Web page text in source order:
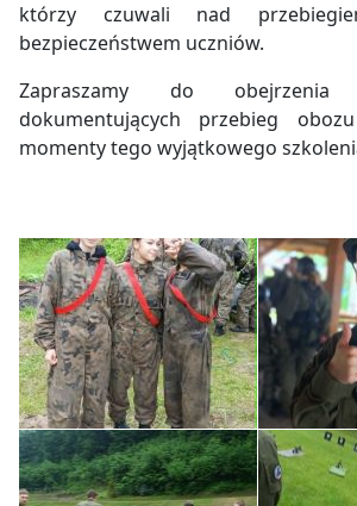
którzy czuwali nad
bezpieczeństwem uczniów.
Zapraszamy do
dokumentujących przebieg
momenty tego wyjątkowego